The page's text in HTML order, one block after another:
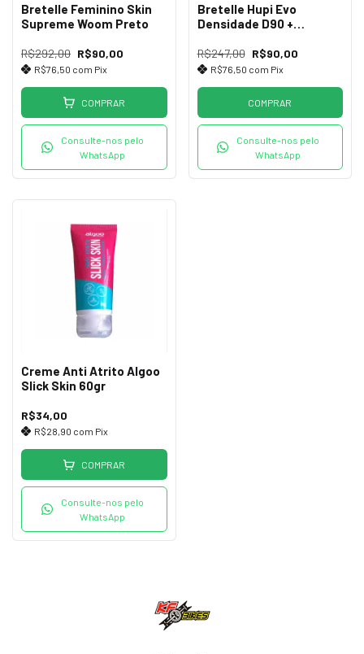
Bretelle Feminino Skin
Supreme Woom Preto
R$292,00 R$90,00
R$76,50 com Pix
COMPRAR
Consulte-nos pelo
WhatsApp
Bretelle Hupi Evo
Densidade D90 +
R$247,00 R$90,00
R$76,50 com Pix
COMPRAR
Consulte-nos pelo
WhatsApp
Creme Anti Atrito Algoo
Slick Skin 60gr
R$34,00
R$28,90 com Pix
COMPRAR
Consulte-nos pelo
WhatsApp